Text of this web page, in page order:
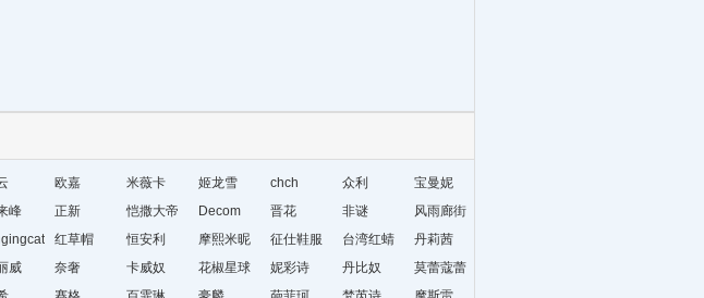
欧嘉 米薇卡 姬龙雪 chch 众利
宝曼妮
峰 正新 恺撒大帝 Decom 晋花 非谜
风雨廊街
红草帽 恒安利 摩熙米昵 征仕鞋服
台湾红蜻
蜓
丹莉茜
威 奈奢 卡威奴 花椒星球 妮彩诗 丹比奴
莫蕾蔻蕾